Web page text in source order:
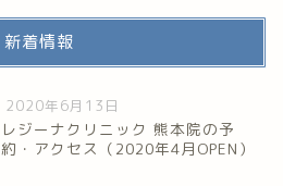
新着情報
2020年6月13日
レジーナクリニック 熊本院の予
約・アクセス（2020年4月OPEN）